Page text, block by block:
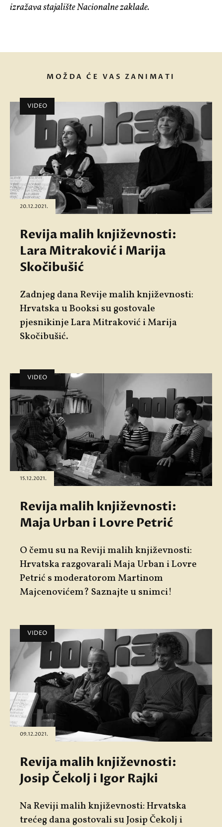
izražava stajalište Nacionalne zaklade.
MOŽDA ĆE VAS ZANIMATI
VIDEO
20.12.2021.
Revija malih književnosti:
Lara Mitraković i Marija
Skočibušić
Zadnjeg dana Revije malih književnosti:
Hrvatska u Booksi su gostovale
pjesnikinje Lara Mitraković i Marija
Skočibušić.
VIDEO
15.12.2021.
Revija malih književnosti:
Maja Urban i Lovre Petrić
O čemu su na Reviji malih književnosti:
Hrvatska razgovarali Maja Urban i Lovre
Petrić s moderatorom Martinom
Majcenovićem? Saznajte u snimci!
VIDEO
09.12.2021.
Revija malih književnosti:
Josip Čekolj i Igor Rajki
Na Reviji malih književnosti: Hrvatska
trećeg dana gostovali su Josip Čekolj i